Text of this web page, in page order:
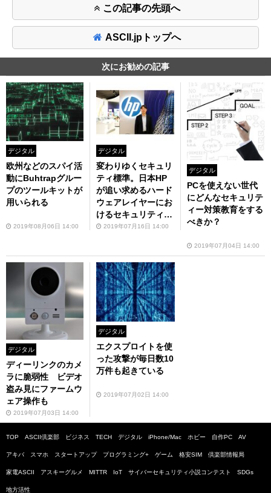
この記事の先頭へ
ASCII.jpトップへ
次にお勧めの記事
デジタル
欧州などのスパイ活
動にBuhtrapグルー
プのツールキットが
用いられる
2019年08月06日 14:00
デジタル
変わりゆくセキュリ
ティ標準。日本HP
が追い求めるハード
ウェアレイヤーにお
けるセキュリティ対
策とは？【前編】
2019年07月16日 14:00
デジタル
PCを使えない世代
にどんなセキュリテ
ィー対策教育をする
べきか？
2019年07月04日 14:00
デジタル
ディーリンクのカメ
ラに脆弱性 ビデオ
盗み見にファームウ
ェア操作も
2019年07月03日 14:00
デジタル
エクスプロイトを使
った攻撃が毎日数10
万件も起きている
2019年07月02日 14:00
TOP ASCII倶楽部 ビジネス TECH デジタル iPhone/Mac ホビー 自作PC AV
アキバ スマホ スタートアップ プログラミング+ ゲーム 格安SIM 倶楽部情報局
家電ASCII アスキーグルメ MITTR IoT サイバーセキュリティ小説コンテスト SDGs
地方活性